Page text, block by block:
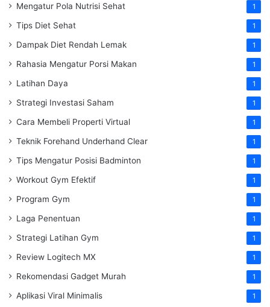
Mengatur Pola Nutrisi Sehat 1
Tips Diet Sehat 1
Dampak Diet Rendah Lemak 1
Rahasia Mengatur Porsi Makan 1
Latihan Daya 1
Strategi Investasi Saham 1
Cara Membeli Properti Virtual 1
Teknik Forehand Underhand Clear 1
Tips Mengatur Posisi Badminton 1
Workout Gym Efektif 1
Program Gym 1
Laga Penentuan 1
Strategi Latihan Gym 1
Review Logitech MX 1
Rekomendasi Gadget Murah 1
Aplikasi Viral Minimalis 1